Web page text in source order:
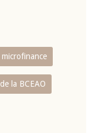
microfinance
la BCEAO